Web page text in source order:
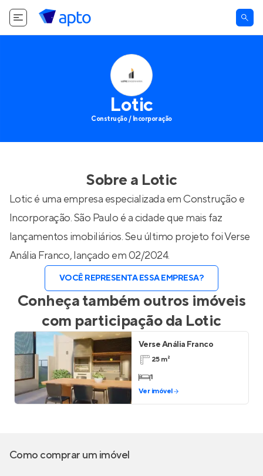
Lotic
Construção / Incorporação
Sobre a Lotic
Lotic é uma empresa especializada em Construção e
Incorporação. São Paulo é a cidade que mais faz
lançamentos imobiliários. Seu último projeto foiVerse
Anália Franco, lançado em 02/2024.
VOCÊ REPRESENTA ESSA EMPRESA?
Conheça também outros imóveis
com participação da Lotic
Verse Anália Franco
25 m²
1
Ver imóvel
Como comprar um imóvel